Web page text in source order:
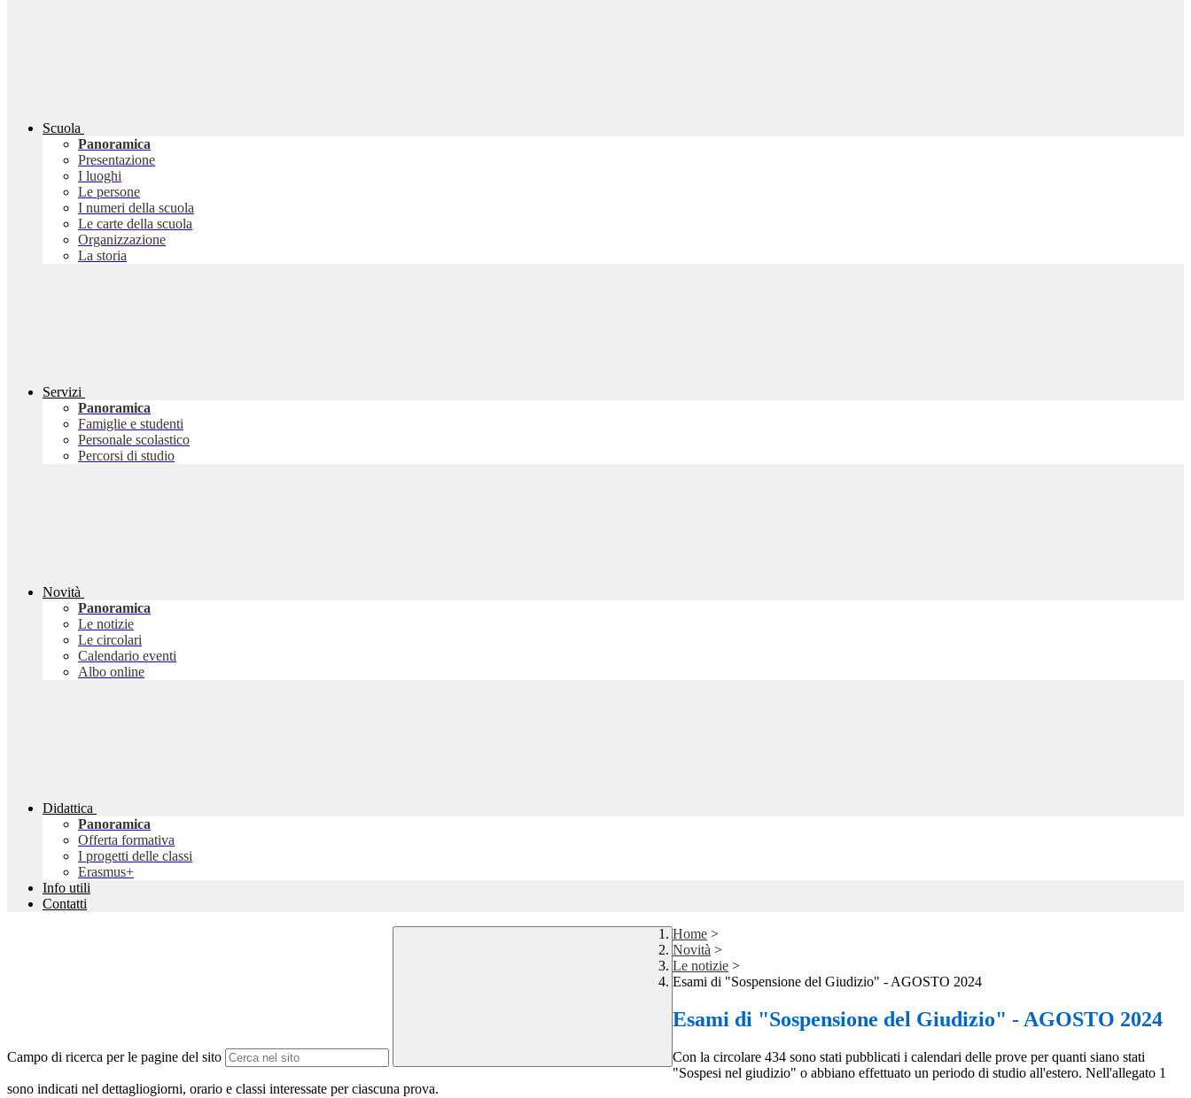
Scuola
Panoramica
Presentazione
I luoghi
Le persone
I numeri della scuola
Le carte della scuola
Organizzazione
La storia
Servizi
Panoramica
Famiglie e studenti
Personale scolastico
Percorsi di studio
Novità
Panoramica
Le notizie
Le circolari
Calendario eventi
Albo online
Didattica
Panoramica
Offerta formativa
I progetti delle classi
Erasmus+
Info utili
Contatti
Campo di ricerca per le pagine del sito
Home >
Novità >
Le notizie >
Esami di "Sospensione del Giudizio" - AGOSTO 2024
Esami di "Sospensione del Giudizio" - AGOSTO 2024
Con la circolare 434 sono stati pubblicati i calendari delle prove per quanti siano stati
"Sospesi nel giudizio" o abbiano effettuato un periodo di studio all'estero. Nell'allegato 1
sono indicati nel dettagliogiorni, orario e classi interessate per ciascuna prova.